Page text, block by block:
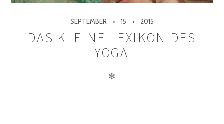
SEPTEMBER 15 2015
DAS KLEINE LEXIKON DES
YOGA
✻